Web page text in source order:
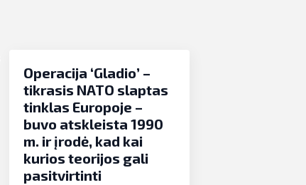
Operacija ‘Gladio’ –
tikrasis NATO slaptas
tinklas Europoje –
buvo atskleista 1990
m. ir įrodė, kad kai
kurios teorijos gali
pasitvirtinti